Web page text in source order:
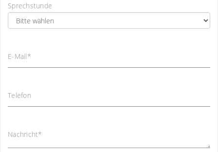
Sprechstunde
E-Mail*
Telefon
Nachricht*